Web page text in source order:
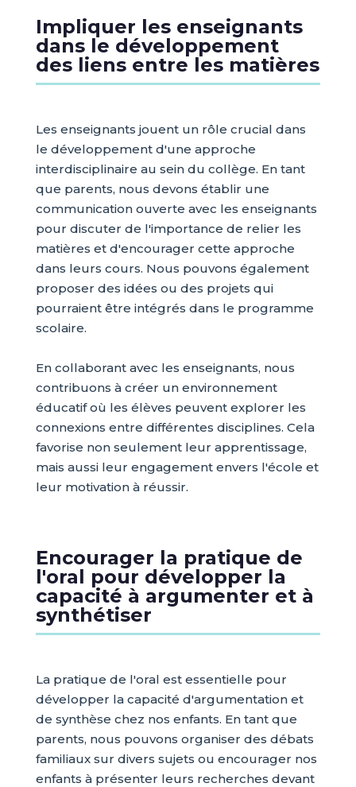
Impliquer les enseignants
dans le développement
des liens entre les matières
Les enseignants jouent un rôle crucial dans
le développement d'une approche
interdisciplinaire au sein du collège. En tant
que parents, nous devons établir une
communication ouverte avec les enseignants
pour discuter de l'importance de relier les
matières et d'encourager cette approche
dans leurs cours. Nous pouvons également
proposer des idées ou des projets qui
pourraient être intégrés dans le programme
scolaire.
En collaborant avec les enseignants, nous
contribuons à créer un environnement
éducatif où les élèves peuvent explorer les
connexions entre différentes disciplines. Cela
favorise non seulement leur apprentissage,
mais aussi leur engagement envers l'école et
leur motivation à réussir.
Encourager la pratique de
l'oral pour développer la
capacité à argumenter et à
synthétiser
La pratique de l'oral est essentielle pour
développer la capacité d'argumentation et
de synthèse chez nos enfants. En tant que
parents, nous pouvons organiser des débats
familiaux sur divers sujets ou encourager nos
enfants à présenter leurs recherches devant